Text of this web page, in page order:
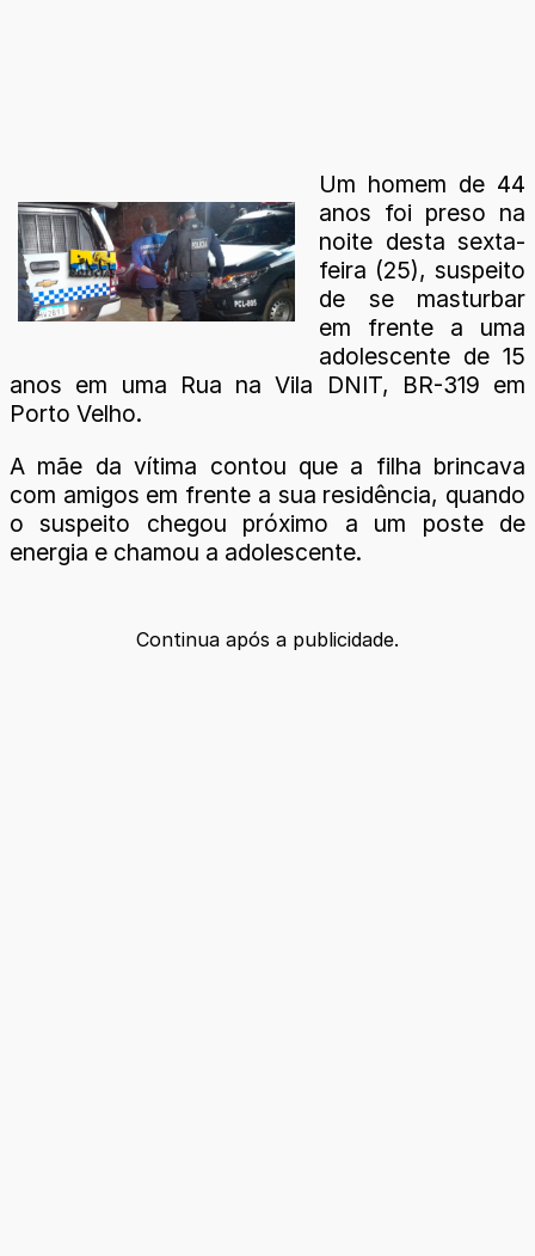
Um homem de 44
anos foi preso na
noite desta sexta-
feira (25), suspeito
de se masturbar
em frente a uma
adolescente de 15
anos em uma Rua na Vila DNIT, BR-319 em
Porto Velho.
A mãe da vítima contou que a filha brincava
com amigos em frente a sua residência, quando
o suspeito chegou próximo a um poste de
energia e chamou a adolescente.
Continua após a publicidade.